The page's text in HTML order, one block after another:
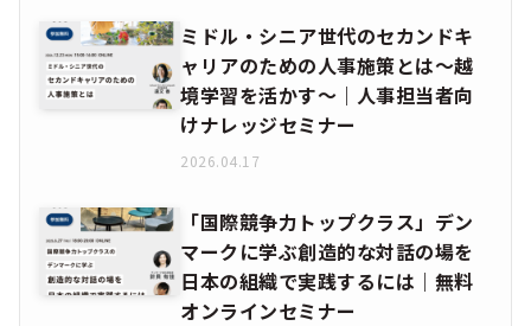
ミドル・シニア世代のセカンドキ
ャリアのための人事施策とは〜越
境学習を活かす〜｜人事担当者向
けナレッジセミナー
2026.04.17
「国際競争力トップクラス」デン
マークに学ぶ創造的な対話の場を
日本の組織で実践するには｜無料
オンラインセミナー